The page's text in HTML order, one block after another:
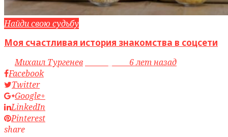
Найди свою судьбу
Моя счастливая история знакомства в соцсети
byМихаил Тургенев
6 лет назад
Facebook
Twitter
Google+
LinkedIn
Pinterest
share